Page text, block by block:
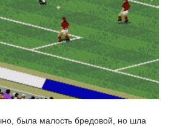
была малость бредовой, но шла